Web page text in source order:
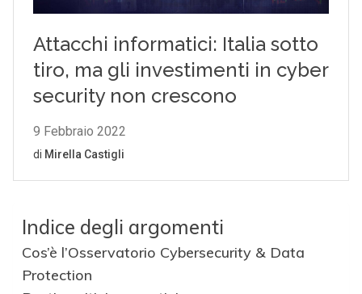
Indice degli argomenti
Cos’è l’Osservatorio Cybersecurity & Data
Protection